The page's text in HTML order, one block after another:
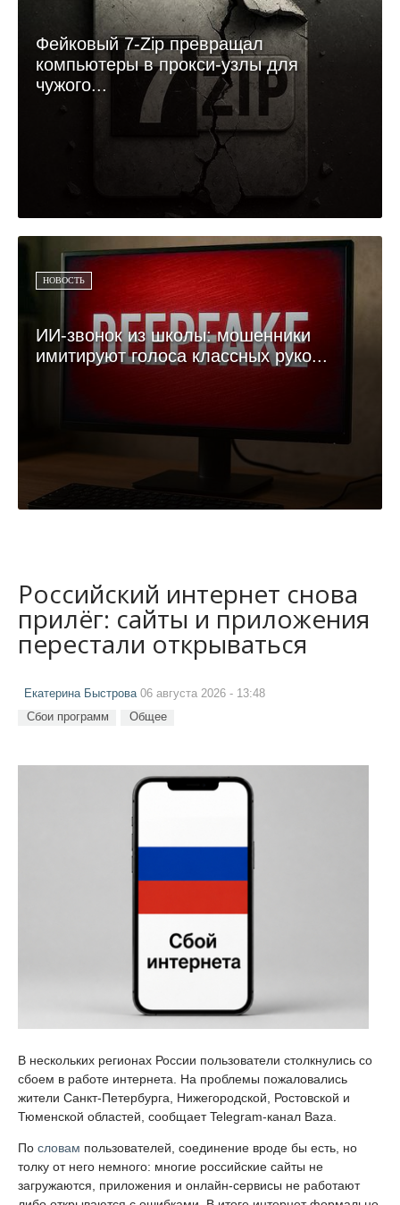
Фейковый 7-Zip превращал
компьютеры в прокси-узлы для
чужого...
НОВОСТЬ
ИИ-звонок из школы: мошенники
имитируют голоса классных руко...
Российский интернет снова
прилёг: сайты и приложения
перестали открываться
Екатерина Быстрова06 августа 2026 - 13:48
Сбои программ Общее
В нескольких регионах России пользователи столкнулись со
сбоем в работе интернета. На проблемы пожаловались
жители Санкт-Петербурга, Нижегородской, Ростовской и
Тюменской областей, сообщает Telegram-канал Baza.
По словам пользователей, соединение вроде бы есть, но
толку от него немного: многие российские сайты не
загружаются, приложения и онлайн-сервисы не работают